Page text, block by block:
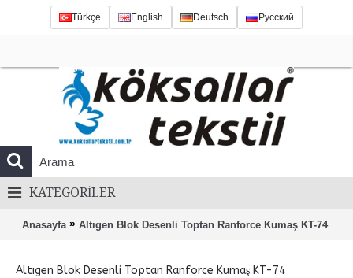
Türkçe English Deutsch Русский
KATEGORILER
Anasayfa » Altıgen Blok Desenli Toptan Ranforce Kumaş KT-74
Altıgen Blok Desenli Toptan Ranforce Kumaş KT-74